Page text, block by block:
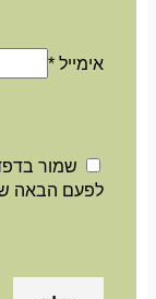
אימייל*
שמור
לפעם הבאה